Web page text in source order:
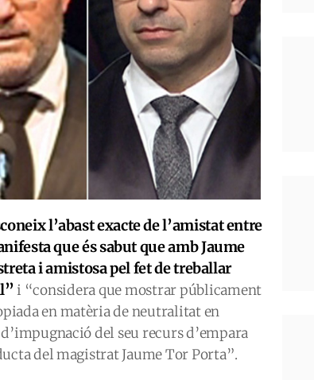
l’abast exacte de l’amistat entre
que és sabut que amb Jaume
i amistosa pel fet de treballar
i “considera que mostrar públicament
en matèria de neutralitat en
del seu recurs d’empara
del magistrat Jaume Tor Porta”.